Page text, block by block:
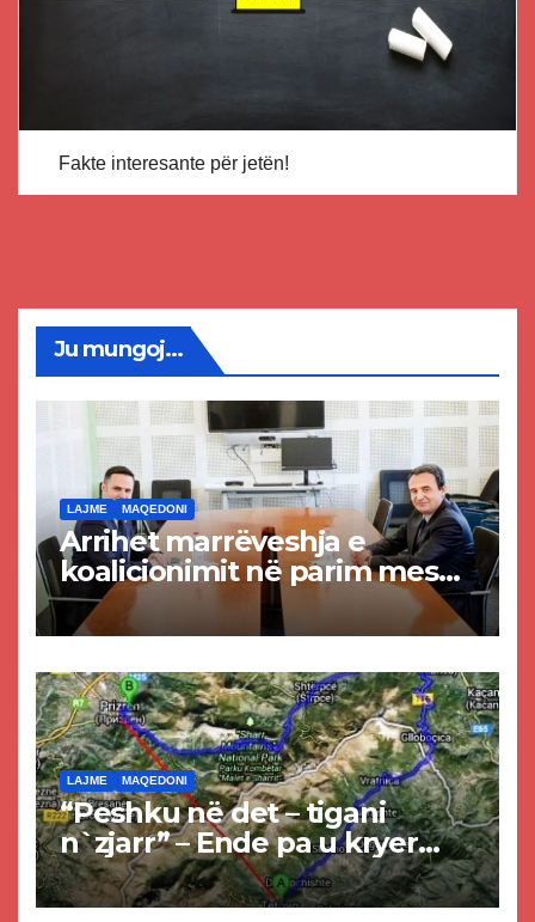
Fakte interesante për jetën!
Ju mungoj...
LAJME MAQEDONI
Arrihet marrëveshja e
koalicionimit në parim mes
Kurtit dhe Abdixhikut
LAJME MAQEDONI
“Peshku në det – tigani
n`zjarr” – Ende pa u kryer
projekti i tunelit, komuna e
Tetovës nis punimet për